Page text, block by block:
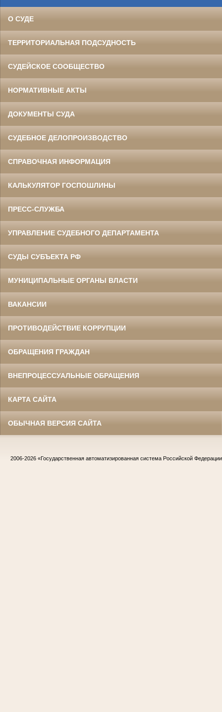
О СУДЕ
ТЕРРИТОРИАЛЬНАЯ ПОДСУДНОСТЬ
СУДЕЙСКОЕ СООБЩЕСТВО
НОРМАТИВНЫЕ АКТЫ
ДОКУМЕНТЫ СУДА
СУДЕБНОЕ ДЕЛОПРОИЗВОДСТВО
СПРАВОЧНАЯ ИНФОРМАЦИЯ
КАЛЬКУЛЯТОР ГОСПОШЛИНЫ
ПРЕСС-СЛУЖБА
УПРАВЛЕНИЕ СУДЕБНОГО ДЕПАРТАМЕНТА
СУДЫ СУБЪЕКТА РФ
МУНИЦИПАЛЬНЫЕ ОРГАНЫ ВЛАСТИ
ВАКАНСИИ
ПРОТИВОДЕЙСТВИЕ КОРРУПЦИИ
ОБРАЩЕНИЯ ГРАЖДАН
ВНЕПРОЦЕССУАЛЬНЫЕ ОБРАЩЕНИЯ
КАРТА САЙТА
ОБЫЧНАЯ ВЕРСИЯ САЙТА
2006-2026 «Государственная автоматизированная система Российской